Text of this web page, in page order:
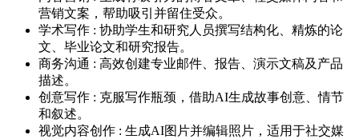
营销文案，帮助吸引并留住受众。
学术写作 : 协助学生和研究人员撰写结构化、精炼的论
文、毕业论文和研究报告。
商务沟通 : 高效创建专业邮件、报告、演示文稿及产品
描述。
创意写作 : 克服写作瓶颈，借助AI生成故事创意、情节
和叙述。
视觉内容创作 : 生成AI图片并编辑照片，适用于社交媒